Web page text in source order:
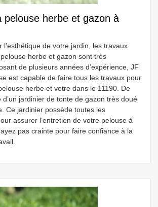
pelouse herbe et gazon à
l’esthétique de votre jardin, les travaux
herbe et gazon sont très
de plusieurs années d’expérience, JF
est capable de faire tous les travaux pour
herbe et votre dans le 11190. De
d’un jardinier de tonte de gazon très doué
Ce jardinier possède toutes les
assurer l’entretien de votre pelouse à
pas crainte pour faire confiance à la